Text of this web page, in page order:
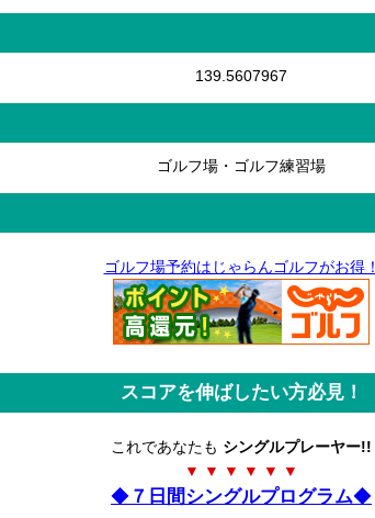
139.5607967
ゴルフ場・ゴルフ練習場
ゴルフ場予約はじゃらんゴルフがお得！
スコアを伸ばしたい方必見！
これであなたも シングルプレーヤー!!
▼ ▼ ▼ ▼ ▼ ▼
◆ ７日間シングルプログラム◆